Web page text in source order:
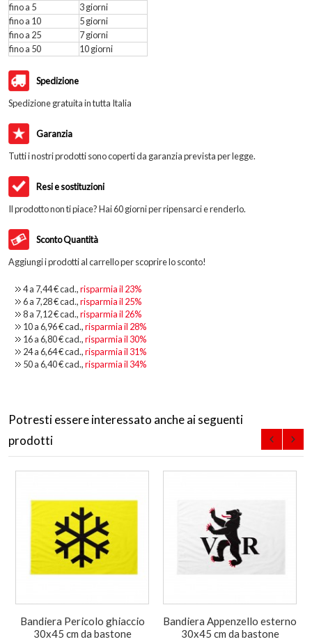
fino a 5
3 giorni
fino a 10
5 giorni
fino a 25
7 giorni
fino a 50
10 giorni
Spedizione
Spedizione gratuita in tutta Italia
Garanzia
Tutti i nostri prodotti sono coperti da garanzia prevista per legge.
Resi e sostituzioni
Il prodotto non ti piace? Hai 60 giorni per ripensarci e renderlo.
Sconto Quantità
Aggiungi i prodotti al carrello per scoprire lo sconto!
4 a 7,44 €cad.,risparmia il 23%
6 a 7,28 €cad.,risparmia il 25%
8 a 7,12 €cad.,risparmia il 26%
10 a6,96 €cad.,risparmia il 28%
16 a6,80 €cad.,risparmia il 30%
24 a6,64 €cad.,risparmia il 31%
50 a6,40 €cad.,risparmia il 34%
Potresti essere interessato anche ai seguenti
prodotti
Bandiera Pericolo ghiaccio
30x45 cm da bastone
Bandiera Appenzello esterno
30x45 cm da bastone